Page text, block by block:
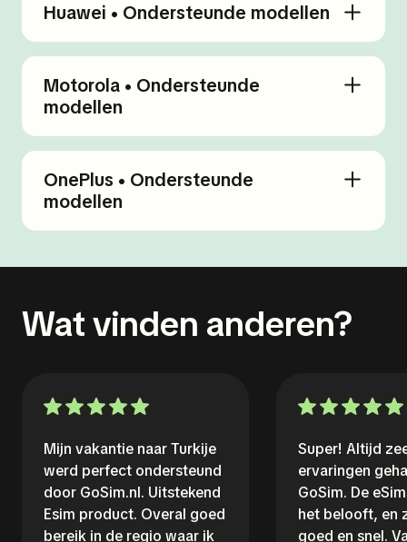
Huawei • Ondersteunde modellen
Motorola • Ondersteunde
modellen
OnePlus • Ondersteunde
modellen
Wat vinden anderen?
Mijn vakantie naar Turkije
werd perfect ondersteund
door GoSim.nl. Uitstekend
Esim product. Overal goed
bereik in de regio waar ik
Super! Altijd
ervaringen
GoSim. De
het belooft, en
goed en snel.